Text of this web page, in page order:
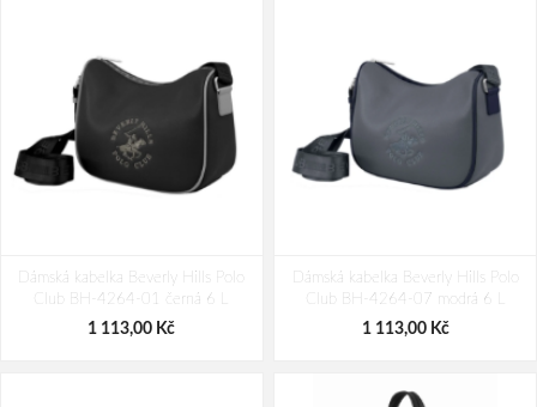
Dámská kabelka Beverly Hills Polo
Club BH-4264-01 černá 6 L
1 113,00 Kč
Dámská kabelka Beverly Hills Polo
Club BH-4264-07 modrá 6 L
1 113,00 Kč